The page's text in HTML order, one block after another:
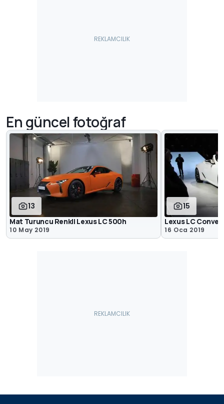
En güncel fotoğraf
13
Mat Turuncu Renkli Lexus LC 500h
10 May 2019
15
Lexus LC
16 Oca 2019